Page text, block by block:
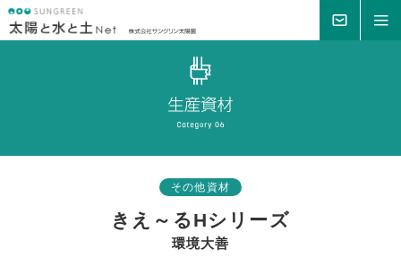
その他資材
きえ～るHシリーズ
環境大善